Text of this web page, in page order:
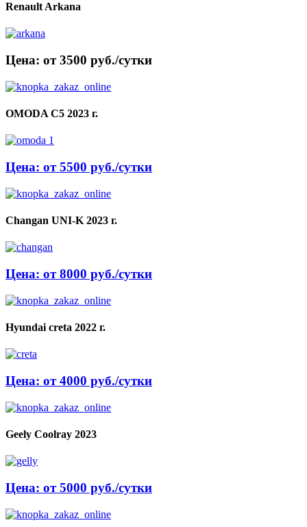
Renault Arkana
Цена: от 3500 руб./сутки
OMODA C5 2023 г.
Цена: от 5500 руб./сутки
Changan UNI-K 2023 г.
Цена: от 8000 руб./сутки
Hyundai creta 2022 г.
Цена: от 4000 руб./сутки
Geely Coolray 2023
Цена: от 5000 руб./сутки